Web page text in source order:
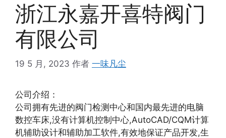
浙江永嘉开喜特阀门
有限公司
19 5 月, 2023 作者 一味凡尘
公司介绍：
公司拥有先进的阀门检测中心和国内最先进的电脑
数控车床,没有计算机控制中心,AutoCAD/CQM计算
机辅助设计和辅助加工软件,有效地保证产品开发,生